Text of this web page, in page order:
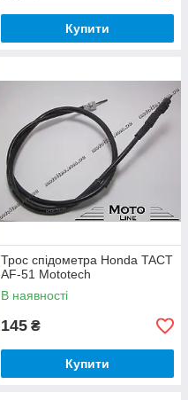
Купити
Трос спідометра Honda TACT
AF-51 Mototech
В наявності
145 ₴
Купити